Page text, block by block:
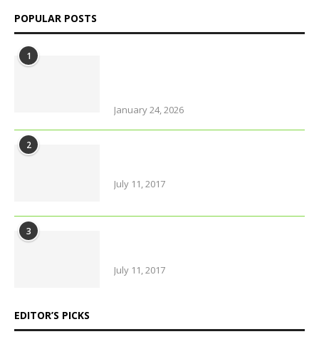
POPULAR POSTS
1
January 24, 2026
2
July 11, 2017
3
July 11, 2017
EDITOR’S PICKS